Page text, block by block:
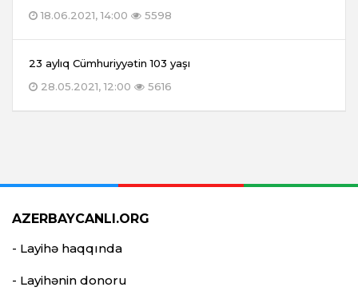
18.06.2021, 14:00
5598
23 aylıq Cümhuriyyətin 103 yaşı
28.05.2021, 12:00
5616
AZERBAYCANLI.ORG
- Layihə haqqında
- Layihənin donoru